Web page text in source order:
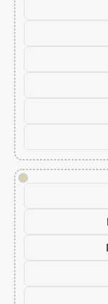
!